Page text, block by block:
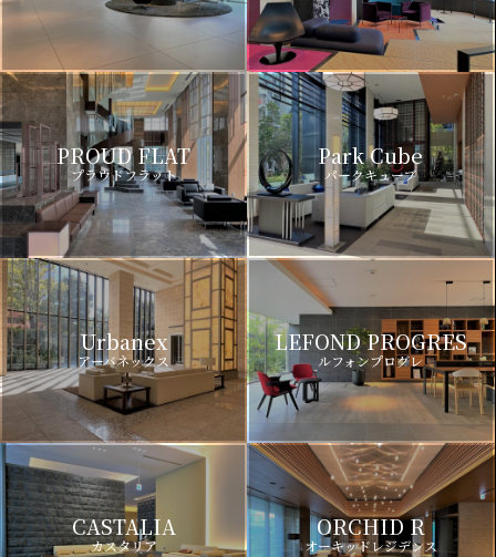
PROUD FLAT
プラウドフラット
Park Cube
パークキューブ
Urbanex
アーバネックス
LEFOND PROGRES
ルフォンプログレ
CASTALIA
カスタリア
ORCHID R
オーキッドレジデンス